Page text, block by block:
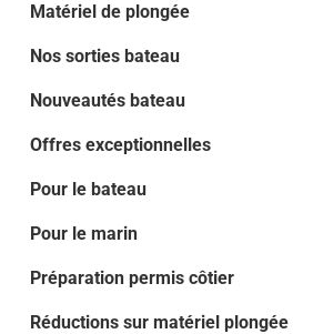
Matériel de plongée
Nos sorties bateau
Nouveautés bateau
Offres exceptionnelles
Pour le bateau
Pour le marin
Préparation permis côtier
Réductions sur matériel plongée